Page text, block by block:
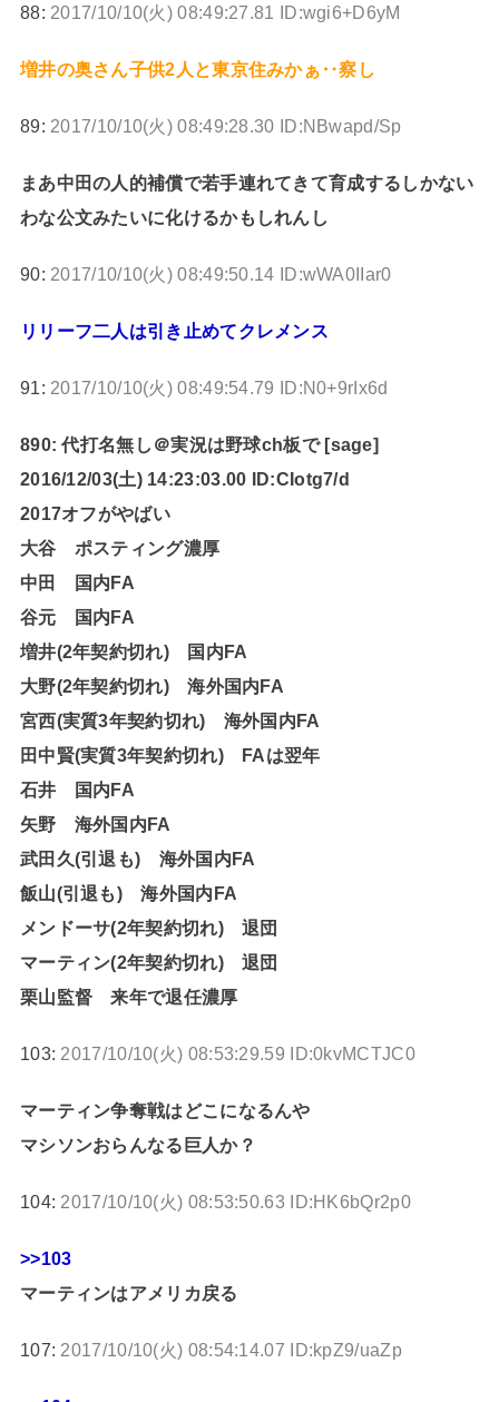
88: 2017/10/10(火) 08:49:27.81 ID:wgi6+D6yM
増井の奥さん子供2人と東京住みかぁ‥察し
89: 2017/10/10(火) 08:49:28.30 ID:NBwapd/Sp
まあ中田の人的補償で若手連れてきて育成するしかない
わな公文みたいに化けるかもしれんし
90: 2017/10/10(火) 08:49:50.14 ID:wWA0IIar0
リリーフ二人は引き止めてクレメンス
91: 2017/10/10(火) 08:49:54.79 ID:N0+9rIx6d
890: 代打名無し＠実況は野球ch板で [sage]
2016/12/03(土) 14:23:03.00 ID:CIotg7/d
2017オフがやばい
大谷 ポスティング濃厚
中田 国内FA
谷元 国内FA
増井(2年契約切れ) 国内FA
大野(2年契約切れ) 海外国内FA
宮西(実質3年契約切れ) 海外国内FA
田中賢(実質3年契約切れ) FAは翌年
石井 国内FA
矢野 海外国内FA
武田久(引退も) 海外国内FA
飯山(引退も) 海外国内FA
メンドーサ(2年契約切れ) 退団
マーティン(2年契約切れ) 退団
栗山監督 来年で退任濃厚
103: 2017/10/10(火) 08:53:29.59 ID:0kvMCTJC0
マーティン争奪戦はどこになるんや
マシソンおらんなる巨人か？
104: 2017/10/10(火) 08:53:50.63 ID:HK6bQr2p0
>>103
マーティンはアメリカ戻る
107: 2017/10/10(火) 08:54:14.07 ID:kpZ9/uaZp